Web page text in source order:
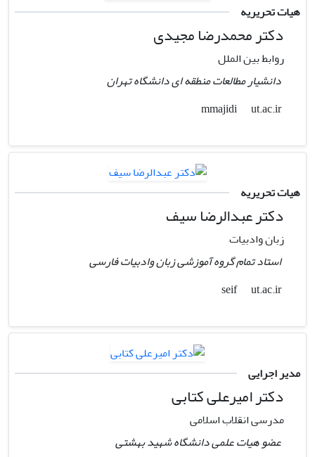
هیات تحریریه
دکتر محمدرضا مجیدی
روابط بین الملل
دانشیار مطالعات منطقه ای دانشگاه تهران
mmajidi
ut.ac.ir
هیات تحریریه
دکتر عبدالرضا سیف
زبان وادبیات
استاد تمام گروه آموزشی زبان وادبیات فارسی
seif
ut.ac.ir
مدیر اجرایی
دکتر امیرعلی کتابی
مدرسی انقلاب اسلامی
عضو هیات علمی دانشگاه شهید بهشتی